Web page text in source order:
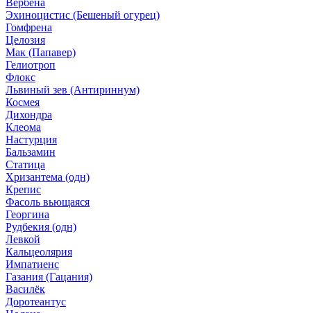
Вербена
Эхиноцистис (Бешеный огурец)
Гомфрена
Целозия
Мак (Папавер)
Гелиотроп
Флокс
Львиный зев (Антириннум)
Космея
Дихондра
Клеома
Настурция
Бальзамин
Статица
Хризантема (одн)
Крепис
Фасоль вьющаяся
Георгина
Рудбекия (одн)
Левкой
Кальцеолярия
Импатиенс
Газания (Гацания)
Василёк
Доротеантус